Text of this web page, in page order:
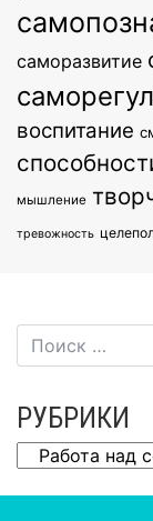
саморазвитие
воспитание
мышление
тревожность
РУБРИКИ
Рубрики